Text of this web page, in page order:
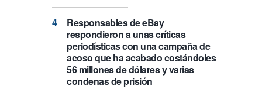
Responsables de eBay
respondieron a unas críticas
periodísticas con una campaña de
acoso que ha acabado costándoles
56 millones de dólares y varias
condenas de prisión